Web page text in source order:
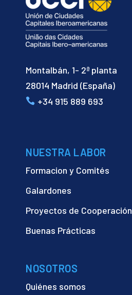
Montalbán, 1- 2ª planta
28014 Madrid (España)
+34 915 889 693
NUESTRA LABOR
Formacion y Comités
Galardones
Proyectos de Cooperación
Buenas Prácticas
NOSOTROS
Quiénes somos